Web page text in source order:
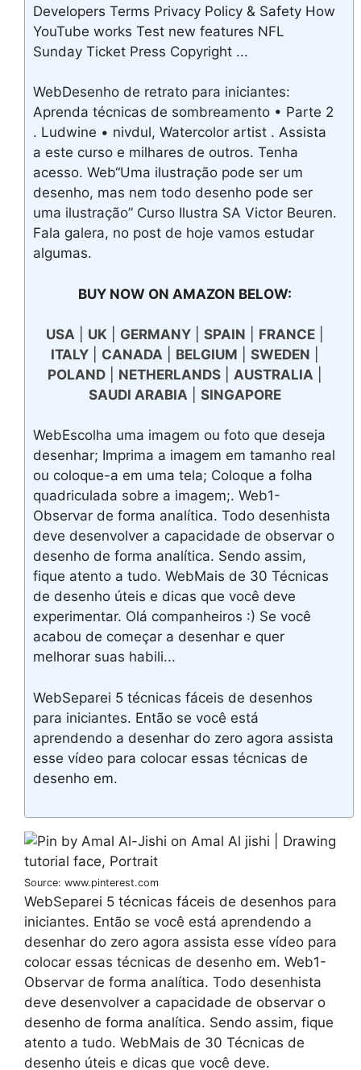
Developers Terms Privacy Policy & Safety How
YouTube works Test new features NFL
Sunday Ticket Press Copyright ...
WebDesenho de retrato para iniciantes:
Aprenda técnicas de sombreamento • Parte 2
. Ludwine • nivdul, Watercolor artist . Assista
a este curso e milhares de outros. Tenha
acesso. Web“Uma ilustração pode ser um
desenho, mas nem todo desenho pode ser
uma ilustração” Curso Ilustra SA Victor Beuren.
Fala galera, no post de hoje vamos estudar
algumas.
BUY NOW ON AMAZON BELOW:
USA UK GERMANY SPAIN FRANCE
ITALY
CANADA BELGIUM SWEDEN
POLAND
NETHERLANDS AUSTRALIA
SAUDI ARABIA
SINGAPORE
WebEscolha uma imagem ou foto que deseja
desenhar; Imprima a imagem em tamanho real
ou coloque-a em uma tela; Coloque a folha
quadriculada sobre a imagem;. Web1-
Observar de forma analítica. Todo desenhista
deve desenvolver a capacidade de observar o
desenho de forma analítica. Sendo assim,
fique atento a tudo. WebMais de 30 Técnicas
de desenho úteis e dicas que você deve
experimentar. Olá companheiros :) Se você
acabou de começar a desenhar e quer
melhorar suas habili...
WebSeparei 5 técnicas fáceis de desenhos
para iniciantes. Então se você está
aprendendo a desenhar do zero agora assista
esse vídeo para colocar essas técnicas de
desenho em.
Source: www.pinterest.com
WebSeparei 5 técnicas fáceis de desenhos para
iniciantes. Então se você está aprendendo a
desenhar do zero agora assista esse vídeo para
colocar essas técnicas de desenho em. Web1-
Observar de forma analítica. Todo desenhista
deve desenvolver a capacidade de observar o
desenho de forma analítica. Sendo assim, fique
atento a tudo. WebMais de 30 Técnicas de
desenho úteis e dicas que você deve.